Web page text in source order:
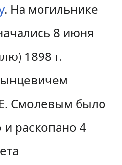
. На могильнике
8 июня
1898 г.
Смолевым было
раскопано 4